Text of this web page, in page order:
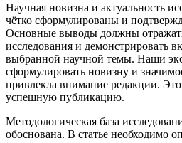
Научная новизна и актуальность
чётко сформулированы и
Основные выводы должны
исследования и демонстрировать
выбранной научной темы. Наши
сформулировать новизну и
привлекла внимание редакции.
успешную публикацию.
Методологическая база
обоснована. В статье необходимо